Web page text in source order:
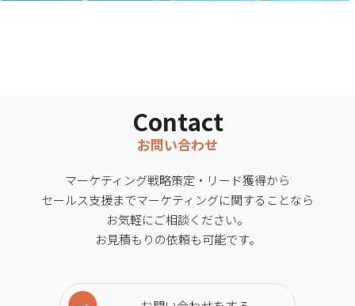
Contact
お問い合わせ
マーケティング戦略策定・リード獲得から
セールス支援までマーケティングに関することなら
お気軽にご相談ください。
お見積もりの依頼も可能です。